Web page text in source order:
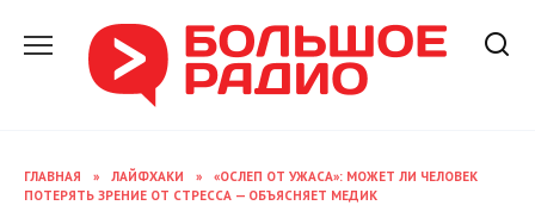
содержанию
ГЛАВНАЯ » ЛАЙФХАКИ »
«ОСЛЕП ОТ УЖАСА»: МОЖЕТ ЛИ ЧЕЛОВЕК
ПОТЕРЯТЬ ЗРЕНИЕ ОТ СТРЕССА — ОБЪЯСНЯЕТ МЕДИК